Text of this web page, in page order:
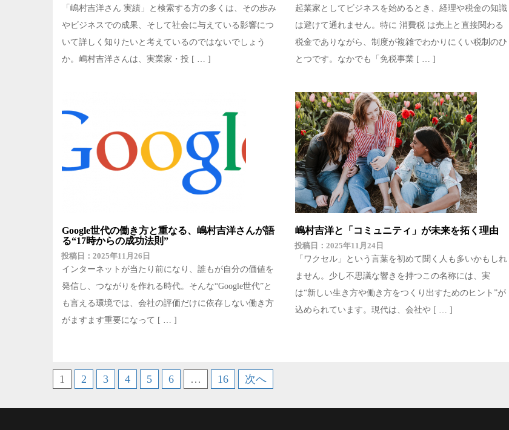
「嶋村吉洋さん 実績」と検索する方の多くは、その歩み
やビジネスでの成果、そして社会に与えている影響につ
いて詳しく知りたいと考えているのではないでしょう
か。嶋村吉洋さんは、実業家・投 [ … ]
起業家としてビジネスを始めるとき、経理や税金の知識
は避けて通れません。特に 消費税 は売上と直接関わる
税金でありながら、制度が複雑でわかりにくい税制のひ
とつです。なかでも「免税事業 [ … ]
Google世代の働き方と重なる、嶋村吉洋さんが語
る“17時からの成功法則”
2025年11月26日
インターネットが当たり前になり、誰もが自分の価値を
発信し、つながりを作れる時代。そんな“Google世代”と
も言える環境では、会社の評価だけに依存しない働き方
がますます重要になって [ … ]
嶋村吉洋と「コミュニティ」が未来を拓く理由
2025年11月24日
「ワクセル」という言葉を初めて聞く人も多いかもしれ
ません。少し不思議な響きを持つこの名称には、実
は“新しい生き方や働き方をつくり出すためのヒント”が
込められています。現代は、会社や [ … ]
投
稿
の
1 2 3 4 5 6 … 16 次へ